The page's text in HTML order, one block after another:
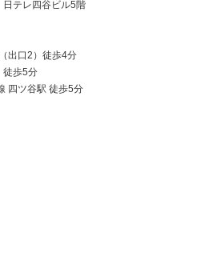
テレ四谷ビル5階
出口2）徒歩4分
徒歩5分
四ツ谷駅 徒歩5分